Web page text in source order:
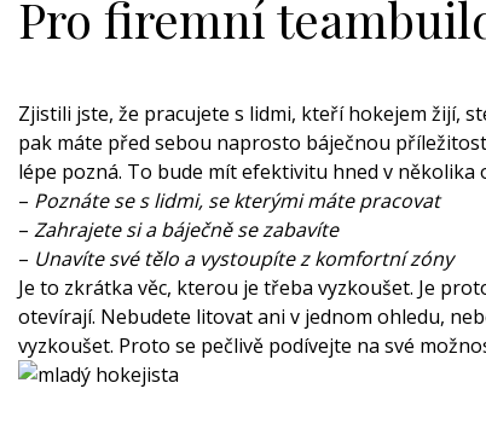
Pro firemní
Zjistili jste, že pracujete s lidmi, kteří hokejem žijí,
pak máte před sebou naprosto báječnou
lépe pozná. To bude mít efektivitu hned v několika
– Poznáte se s lidmi, se kterými máte pracovat
– Zahrajete si a báječně se zabavíte
– Unavíte své tělo a vystoupíte z komfortní zóny
Je to zkrátka věc, kterou je třeba vyzkoušet. Je
otevírají. Nebudete litovat ani v jednom ohledu,
vyzkoušet. Proto se pečlivě podívejte na své